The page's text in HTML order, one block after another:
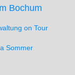
Bochum
on Tour
Sommer